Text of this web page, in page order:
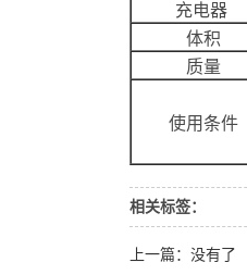
充电器
体积
质量
使用条件
相关标签：
上一篇：没有了